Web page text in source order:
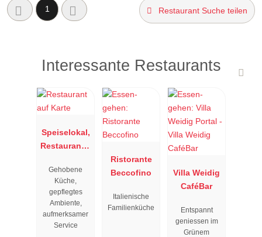
1 Restaurant Suche teilen
Interessante Restaurants
Speiselokal,
Restaurant "
"
Gehobene
Küche,
gepflegtes
Ambiente,
aufmerksamer
Service
Ristorante
Beccofino
Italienische
Familienküche
Villa Weidig
CaféBar
Entspannt
geniessen im
Grünem